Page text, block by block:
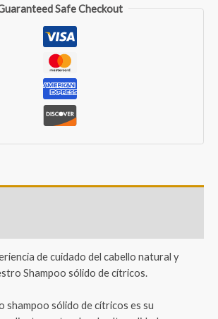
Safe Checkout
de cuidado del cabello natural y
Shampoo sólido de cítricos.
shampoo sólido de cítricos es su